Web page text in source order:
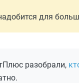
для
разобрали,